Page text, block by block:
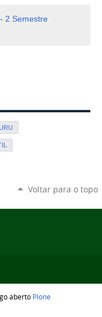
2 Semestre
Voltar para o topo
aberto Plone